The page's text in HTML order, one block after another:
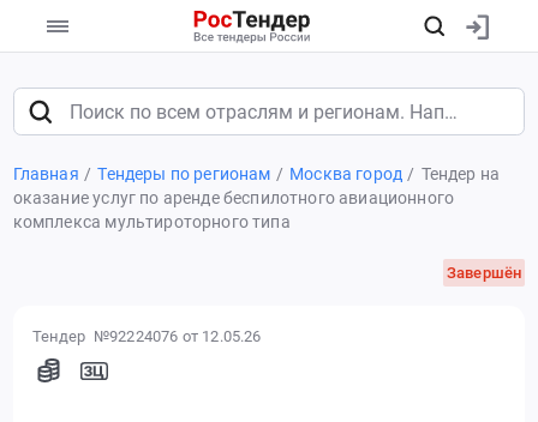
Главная Тендеры по регионам Москва город
Тендер на
оказание услуг по аренде беспилотного авиационного
комплекса мультироторного типа
Завершён
Тендер №92224076 от 12.05.26